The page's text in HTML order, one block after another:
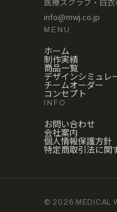
info@mwj.co.jp
MENU
ホーム
制作実績
商品一覧
デザインシミュレ
チームオーダー
コンセプト
INFO
お問い合わせ
会社案内
個人情報保護方針
特定商取引法に関
© 2026 MEDICAL